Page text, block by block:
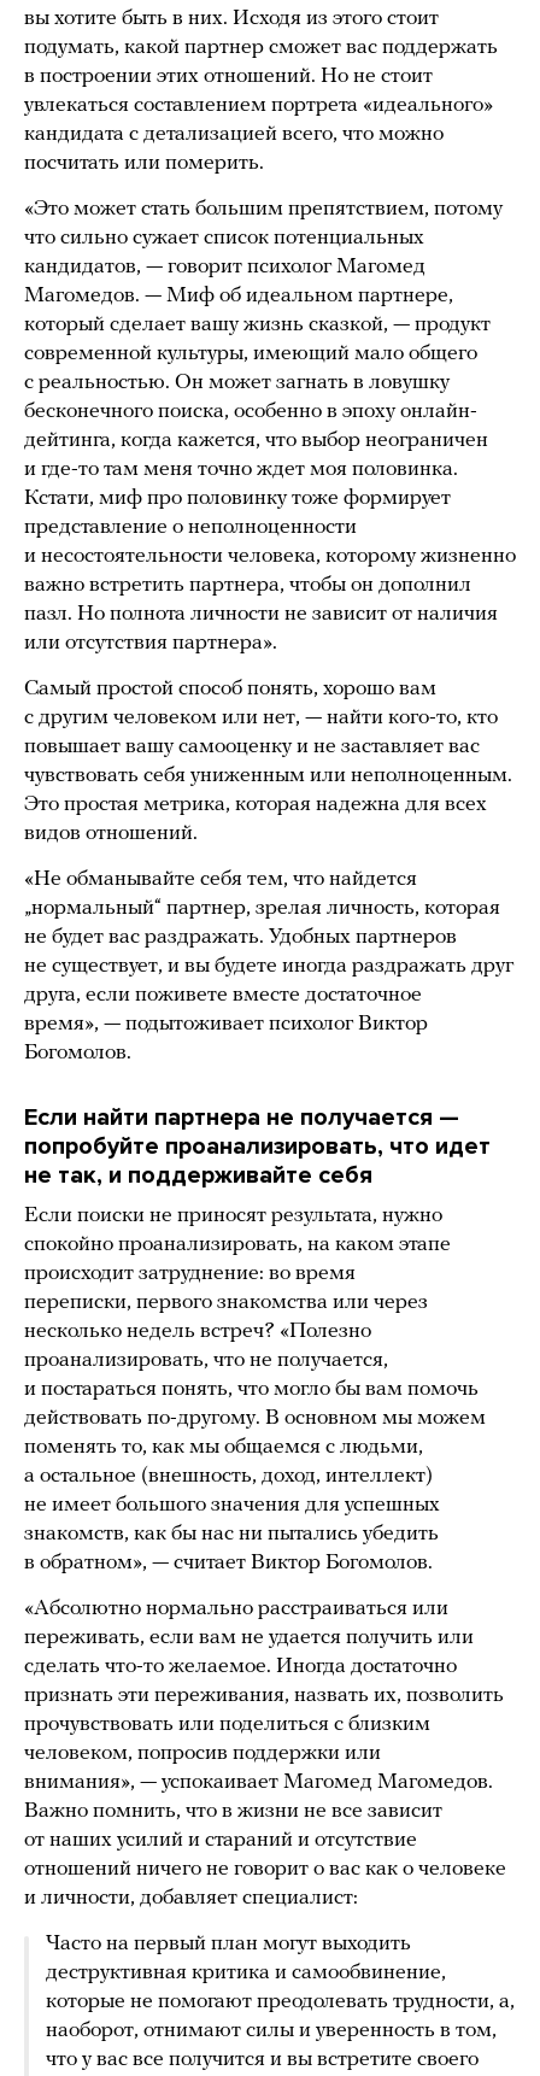
вы хотите быть в них. Исходя из этого стоит
подумать, какой партнер сможет вас поддержать
в построении этих отношений. Но не стоит
увлекаться составлением портрета «идеального»
кандидата с детализацией всего, что можно
посчитать или померить.
«Это может стать большим препятствием, потому
что сильно сужает список потенциальных
кандидатов, — говорит психолог Магомед
Магомедов. — Миф об идеальном партнере,
который сделает вашу жизнь сказкой, — продукт
современной культуры, имеющий мало общего
с реальностью. Он может загнать в ловушку
бесконечного поиска, особенно в эпоху онлайн-
дейтинга, когда кажется, что выбор неограничен
и где-то там меня точно ждет моя половинка.
Кстати, миф про половинку тоже формирует
представление о неполноценности
и несостоятельности человека, которому жизненно
важно встретить партнера, чтобы он дополнил
пазл. Но полнота личности не зависит от наличия
или отсутствия партнера».
Самый простой способ понять, хорошо вам
с другим человеком или нет, — найти кого-то, кто
повышает вашу самооценку и не заставляет вас
чувствовать себя униженным или неполноценным.
Это простая метрика, которая надежна для всех
видов отношений.
«Не обманывайте себя тем, что найдется
„нормальный“ партнер, зрелая личность, которая
не будет вас раздражать. Удобных партнеров
не существует, и вы будете иногда раздражать друг
друга, если поживете вместе достаточное
время», — подытоживает психолог Виктор
Богомолов.
Если найти партнера не получается —
попробуйте проанализировать, что идет
не так, и поддерживайте себя
Если поиски не приносят результата, нужно
спокойно проанализировать, на каком этапе
происходит затруднение: во время
переписки, первого знакомства или через
несколько недель встреч? «Полезно
проанализировать, что не получается,
и постараться понять, что могло бы вам помочь
действовать по-другому. В основном мы можем
поменять то, как мы общаемся с людьми,
а остальное (внешность, доход, интеллект)
не имеет большого значения для успешных
знакомств, как бы нас ни пытались убедить
в обратном», — считает Виктор Богомолов.
«Абсолютно нормально расстраиваться или
переживать, если вам не удается получить или
сделать что-то желаемое. Иногда достаточно
признать эти переживания, назвать их, позволить
прочувствовать или поделиться с близким
человеком, попросив поддержки или
внимания», — успокаивает Магомед Магомедов.
Важно помнить, что в жизни не все зависит
от наших усилий и стараний и отсутствие
отношений ничего не говорит о вас как о человеке
и личности, добавляет специалист:
Часто на первый план могут выходить
деструктивная критика и самообвинение,
которые не помогают преодолевать трудности, а,
наоборот, отнимают силы и уверенность в том,
что у вас все получится и вы встретите своего